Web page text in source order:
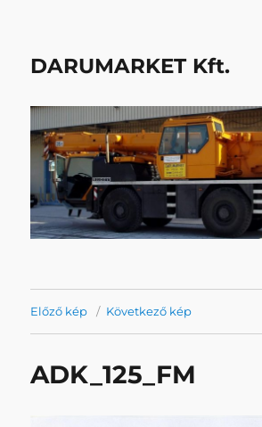
DARUMARKET Kft.
Előző kép Következő kép
ADK_125_FM